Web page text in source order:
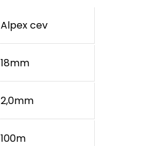
Alpex cev
18mm
2,0mm
100m